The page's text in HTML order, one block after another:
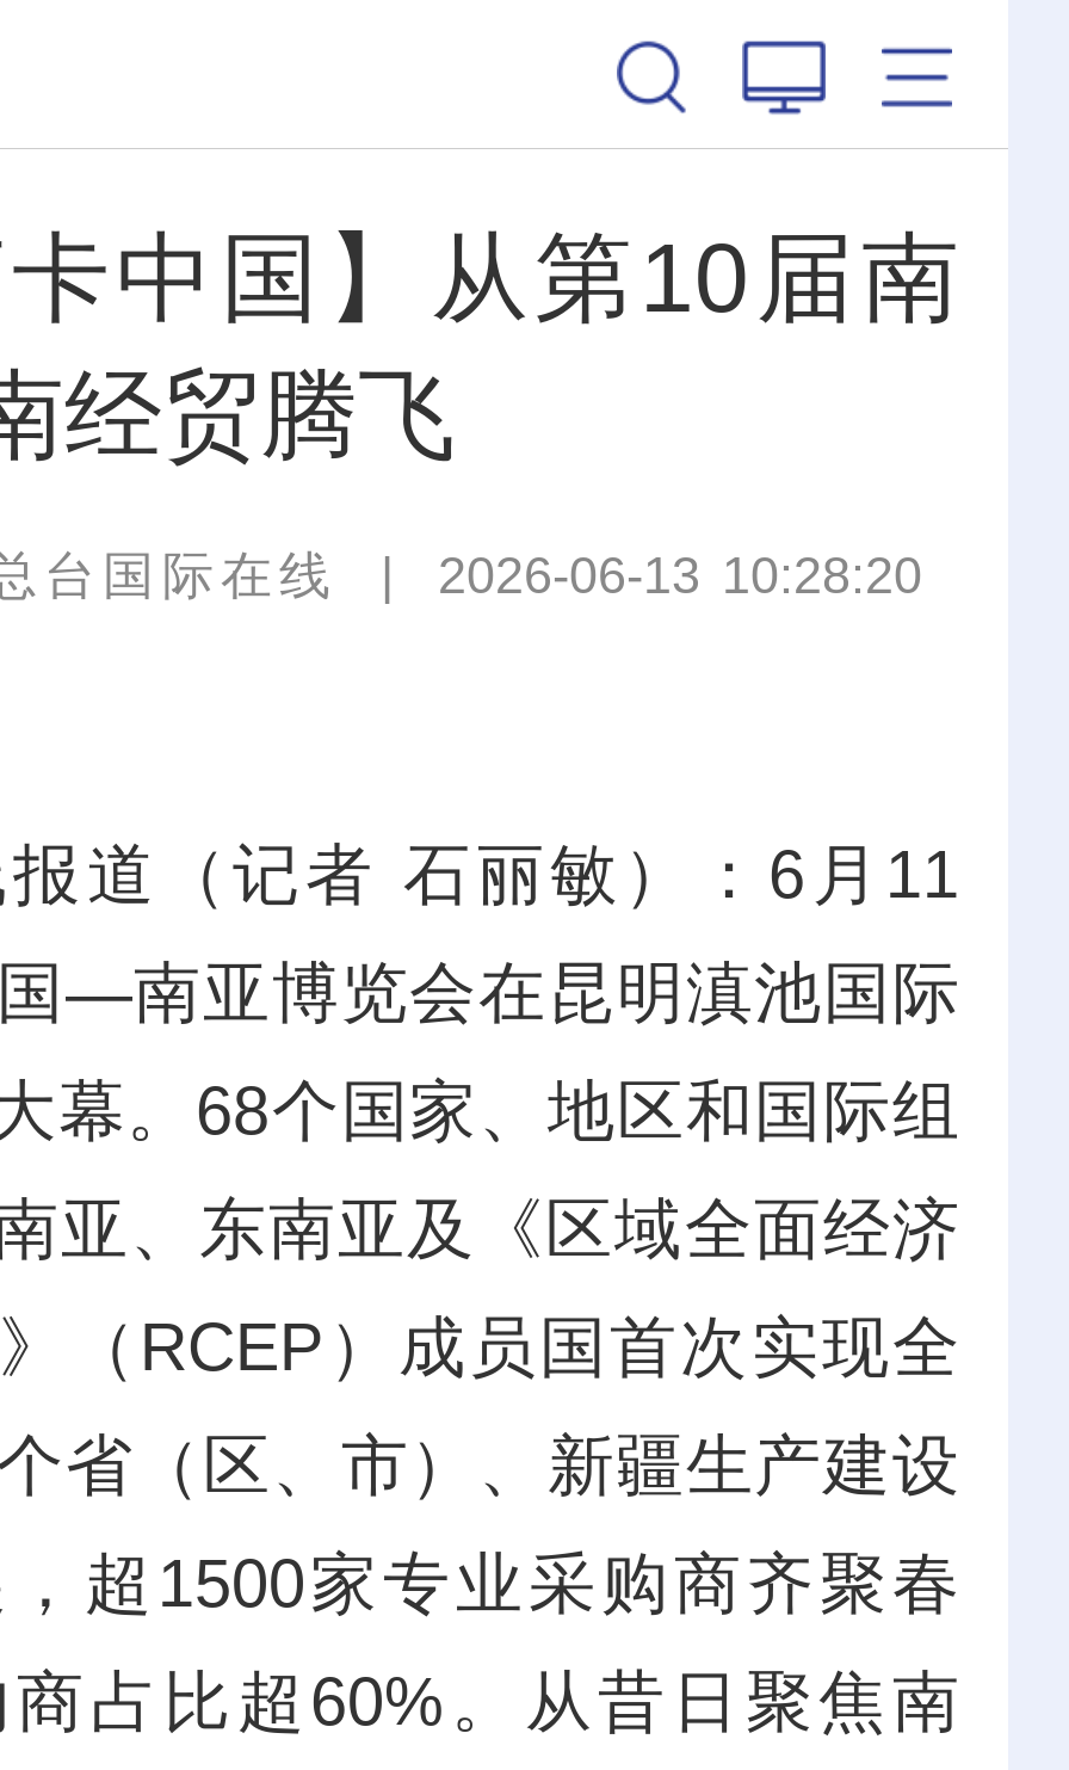
中国】从第10届南
经贸腾飞
台国际在线 | 2026-06-13 10:28:20
（记者 石丽敏）：6月11
—南亚博览会在昆明滇池国际
幕。68个国家、地区和国际组
亚、东南亚及《区域全面经济
（RCEP）成员国首次实现全
省（区、市）、新疆生产建设
超1500家专业采购商齐聚春
占比超60%。从昔日聚焦南